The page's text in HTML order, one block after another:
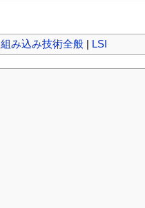
組み込み技術全般| LSI